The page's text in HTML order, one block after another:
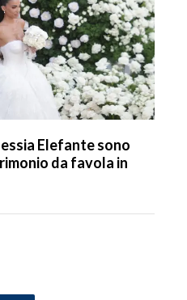
Elefante sono
da favola in